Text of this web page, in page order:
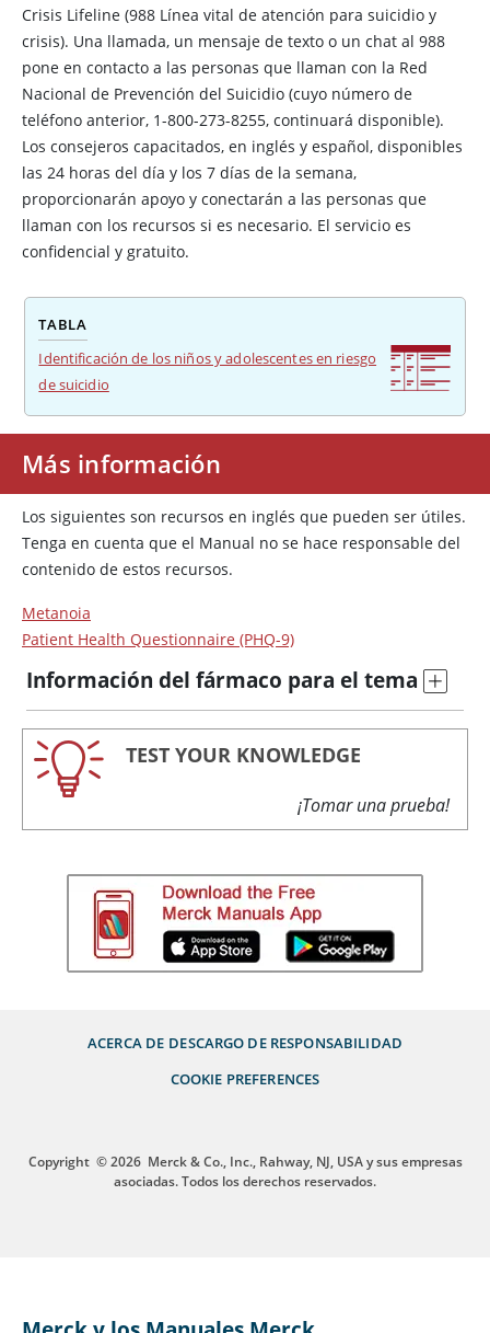
Crisis Lifeline (988 Línea vital de atención para suicidio y
crisis). Una llamada, un mensaje de texto o un chat al 988
pone en contacto a las personas que llaman con la Red
Nacional de Prevención del Suicidio (cuyo número de
teléfono anterior, 1-800-273-8255, continuará disponible).
Los consejeros capacitados, en inglés y español, disponibles
las 24 horas del día y los 7 días de la semana,
proporcionarán apoyo y conectarán a las personas que
llaman con los recursos si es necesario. El servicio es
confidencial y gratuito.
TABLA
Identificación de los niños y adolescentes en riesgo
de suicidio
Más información
Los siguientes son recursos en inglés que pueden ser útiles.
Tenga en cuenta que el Manual no se hace responsable del
contenido de estos recursos.
Metanoia
Patient Health Questionnaire (PHQ-9)
Información del fármaco para el tema
TEST YOUR KNOWLEDGE
¡Tomar una prueba!
ACERCA DE DESCARGO DE RESPONSABILIDAD
COOKIE PREFERENCES
Copyright © 2026 Merck & Co., Inc., Rahway, NJ, USA y sus empresas
asociadas. Todos los derechos reservados.